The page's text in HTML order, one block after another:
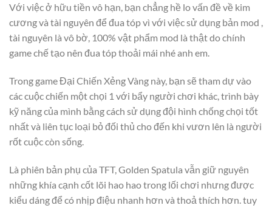
Với việc ở hữu tiền vô hạn, bạn chẳng hề lo vấn đề về kim
cương và tài nguyên để đua tóp vì với việc sử dụng bản mod ,
tài nguyên là vô bờ, 100% vật phẩm mod là thật do chính
game chế tạo nên đua tóp thoải mái nhé anh em.
Trong game Đại Chiến Xẻng Vàng này, bạn sẽ tham dự vào
các cuộc chiến một chọi 1 với bẩy người chơi khác, trình bày
kỹ năng của mình bằng cách sử dụng đội hình chống chọi tốt
nhất và liên tục loại bỏ đối thủ cho đến khi vươn lên là người
rốt cuộc còn sống.
Là phiên bản phụ của TFT, Golden Spatula vẫn giữ nguyên
những khía cạnh cốt lõi hao hao trong lối chơi nhưng được
kiểu dáng để có nhịp điệu nhanh hơn và thoả thích hơn. tuy